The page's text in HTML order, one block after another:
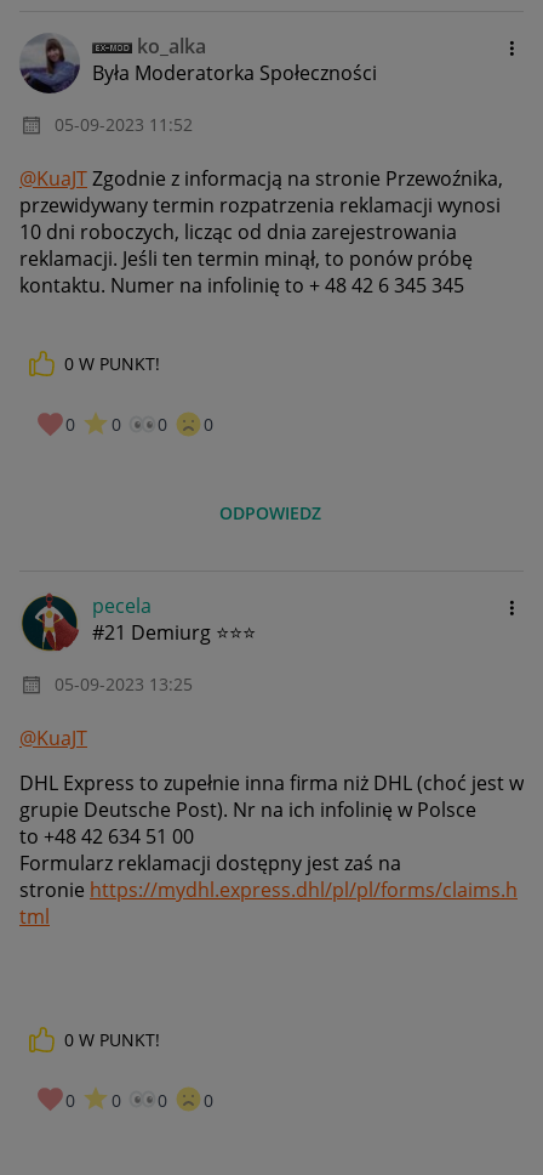
ko_alka
Była Moderatorka Społeczności
‎05-09-2023 11:52
@KuaJTZgodnie z informacją na stronie Przewoźnika,
przewidywany termin rozpatrzenia reklamacji wynosi
10 dni roboczych, licząc od dnia zarejestrowania
reklamacji. Jeśli ten termin minął, to ponów próbę
kontaktu. Numer na infolinię to + 48 42 6 345 345
0 W PUNKT!
0 0 0 0
ODPOWIEDZ
pecela
#21 Demiurg ⭐⭐⭐
‎05-09-2023 13:25
@KuaJT
DHL Express to zupełnie inna firma niż DHL (choć jest w
grupie Deutsche Post). Nr na ich infolinię w Polsce
to +48 42 634 51 00
Formularz reklamacji dostępny jest zaś na
stronie https://mydhl.express.dhl/pl/pl/forms/claims.h
tml
0 W PUNKT!
0 0 0 0